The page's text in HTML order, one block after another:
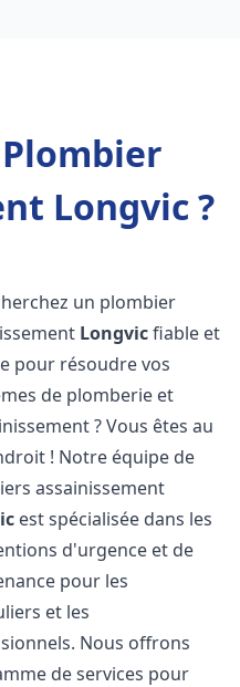
Longvic ?
un plombier
Longvicfiable et
pour résoudre vos
de plomberie et
? Vous êtes au
! Notre équipe de
assainissement
est spécialisée dans les
d'urgence et de
pour les
et les
Nous offrons
de services pour